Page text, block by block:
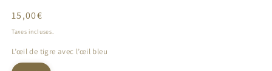
Prix
habituel
15,00€
Taxes incluses.
L’œil de tigre avec l’œil bleu